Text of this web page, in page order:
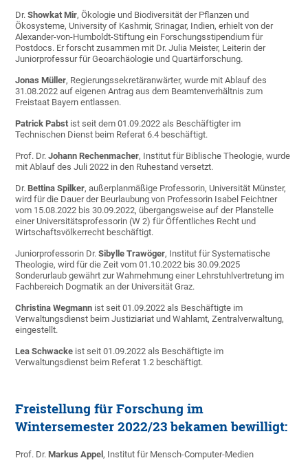
Dr.Showkat Mir, Ökologie und Biodiversität der Pflanzen und
Ökosysteme, University of Kashmir, Srinagar, Indien, erhielt von der
Alexander-von-Humboldt-Stiftung ein Forschungsstipendium für
Postdocs. Er forscht zusammen mit Dr. Julia Meister, Leiterin der
Juniorprofessur für Geoarchäologie und Quartärforschung.
Jonas Müller, Regierungssekretäranwärter, wurde mit Ablauf des
31.08.2022 auf eigenen Antrag aus dem Beamtenverhältnis zum
Freistaat Bayern entlassen.
Patrick Pabst ist seit dem 01.09.2022 als Beschäftigter im
Technischen Dienst beim Referat 6.4 beschäftigt.
Prof. Dr.Johann Rechenmacher, Institut für Biblische Theologie, wurde
mit Ablauf des Juli 2022 in den Ruhestand versetzt.
Dr.Bettina Spilker, außerplanmäßige Professorin, Universität Münster,
wird für die Dauer der Beurlaubung von Professorin Isabel Feichtner
vom 15.08.2022 bis 30.09.2022, übergangsweise auf der Planstelle
einer Universitätsprofessorin (W 2) für Öffentliches Recht und
Wirtschaftsvölkerrecht beschäftigt.
Juniorprofessorin Dr.Sibylle Trawöger, Institut für Systematische
Theologie, wird für die Zeit vom 01.10.2022 bis 30.09.2025
Sonderurlaub gewährt zur Wahrnehmung einer Lehrstuhlvertretung im
Fachbereich Dogmatik an der Universität Graz.
Christina Wegmann ist seit 01.09.2022 als Beschäftigte im
Verwaltungsdienst beim Justiziariat und Wahlamt, Zentralverwaltung,
eingestellt.
Lea Schwacke ist seit 01.09.2022 als Beschäftigte im
Verwaltungsdienst beim Referat 1.2 beschäftigt.
Freistellung für Forschung im
Wintersemester 2022/23 bekamen bewilligt:
Prof. Dr.Markus Appel, Institut für Mensch-Computer-Medien